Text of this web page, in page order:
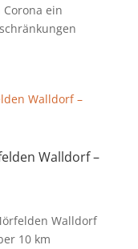
ein
Walldorf –
Walldorf
10 km